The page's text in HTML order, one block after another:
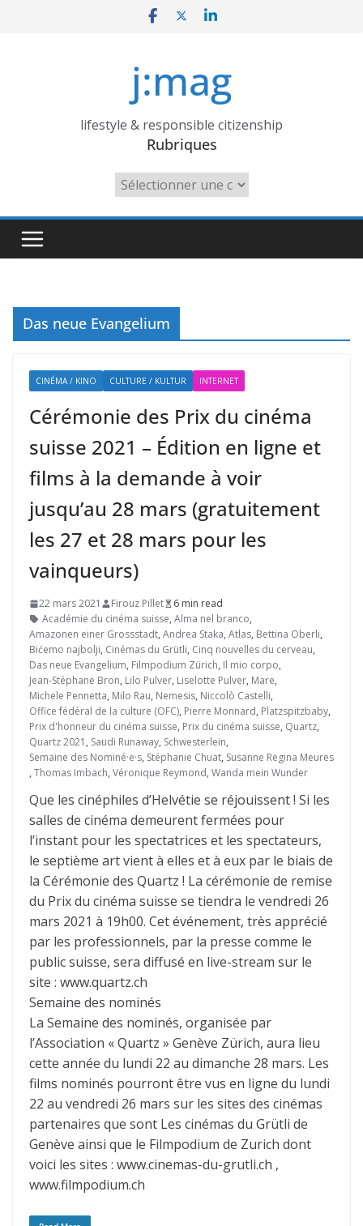
j:mag
lifestyle & responsible citizenship
Rubriques
Rubriques
Das neue Evangelium
CINÉMA / KINO CULTURE / KULTUR INTERNET
Cérémonie des Prix du cinéma
suisse 2021 – Édition en ligne et
films à la demande à voir
jusqu’au 28 mars (gratuitement
les 27 et 28 mars pour les
vainqueurs)
22 mars 2021 Firouz Pillet
6 min read
Académie du cinéma suisse, Alma nel branco,
Amazonen einer Grossstadt, Andrea Staka, Atlas, Bettina Oberli,
Bićemo najbolji, Cinémas du Grütli, Cinq nouvelles du cerveau,
Das neue Evangelium, Filmpodium Zürich, Il mio corpo,
Jean-Stéphane Bron, Lilo Pulver, Liselotte Pulver, Mare,
Michele Pennetta, Milo Rau, Nemesis, Niccolò Castelli,
Office fédéral de la culture (OFC), Pierre Monnard, Platzspitzbaby,
Prix d'honneur du cinéma suisse, Prix du cinéma suisse, Quartz,
Quartz 2021 , Saudi Runaway, Schwesterlein,
Semaine des Nominé·e·s, Stéphanie Chuat, Susanne Regina Meures
, Thomas Imbach, Véronique Reymond, Wanda mein Wunder
Que les cinéphiles d’Helvétie se réjouissent ! Si les
salles de cinéma demeurent fermées pour
l’instant pour les spectatrices et les spectateurs,
le septième art vient à elles et à eux par le biais de
la Cérémonie des Quartz ! La cérémonie de remise
du Prix du cinéma suisse se tiendra le vendredi 26
mars 2021 à 19h00. Cet événement, très apprécié
par les professionnels, par la presse comme le
public suisse, sera diffusé en live-stream sur le
site : www.quartz.ch
Semaine des nominés
La Semaine des nominés, organisée par
l’Association « Quartz » Genève Zürich, aura lieu
cette année du lundi 22 au dimanche 28 mars. Les
films nominés pourront être vus en ligne du lundi
22 au vendredi 26 mars sur les sites des cinémas
partenaires que sont Les cinémas du Grütli de
Genève ainsi que le Filmpodium de Zurich dont
voici les sites : www.cinemas-du-grutli.ch ,
www.filmpodium.ch